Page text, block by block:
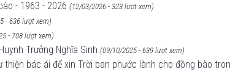
- 1963 - 2026 (12/03/2026 - 323 lượt xem)
- 636 lượt xem)
- 708 lượt xem)
Trưởng Nghĩa Sinh (09/10/2025 - 639 lượt xem)
bác ái để xin Trời ban phước lành cho đồng bào